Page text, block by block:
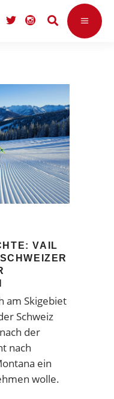
VAIL
am Skigebiet
Schweiz
der
nach
ein
wolle.